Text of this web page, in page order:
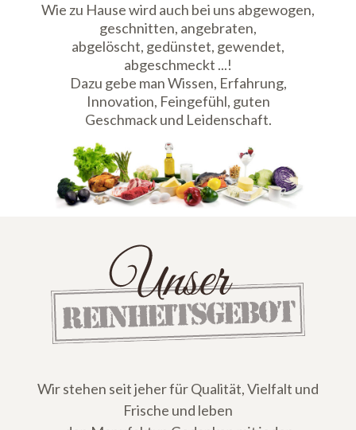
Wie zu Hause wird auch bei uns abgewogen,
geschnitten, angebraten,
abgelöscht, gedünstet, gewendet,
abgeschmeckt ...!
Dazu gebe man Wissen, Erfahrung,
Innovation, Feingefühl, guten
Geschmack und Leidenschaft.
Wir stehen seit jeher für Qualität, Vielfalt und
Frische und leben